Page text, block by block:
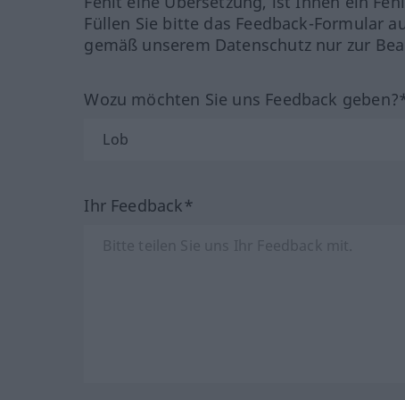
Füllen Sie bitte das Feedback-Formular
gemäß unserem Datenschutz nur zur
Wozu möchten Sie uns Feedback
Ihr Feedback*